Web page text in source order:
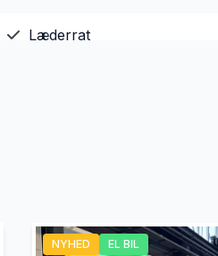
Læderrat
NYHED EL BIL